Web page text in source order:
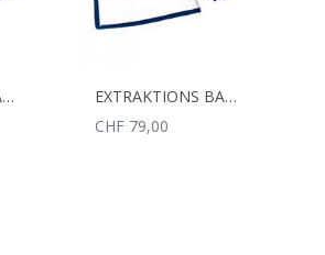
EXTRAKTIONS BAGS 3-TEILIG OUTDOOR
EXTRAKTIONS BAGS 3-TEILIG INDOOR
CHF 79,00